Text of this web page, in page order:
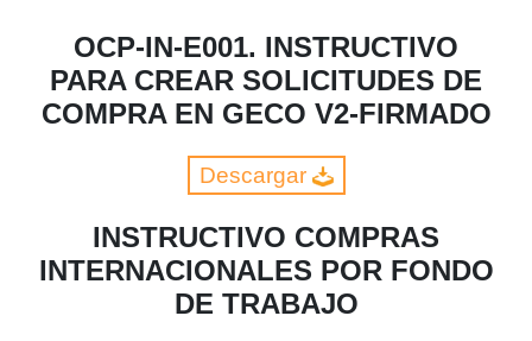
OCP-IN-E001. INSTRUCTIVO
PARA CREAR SOLICITUDES DE
COMPRA EN GECO V2-FIRMADO
Descargar
INSTRUCTIVO COMPRAS
INTERNACIONALES POR FONDO
DE TRABAJO